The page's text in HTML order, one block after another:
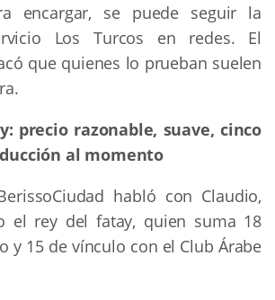
encargar, se puede seguir la
Los Turcos en redes. El
que quienes lo prueban suelen
precio razonable, suave, cinco
al momento
habló con Claudio,
el rey del fatay, quien suma 18
y 15 de vínculo con el Club Árabe